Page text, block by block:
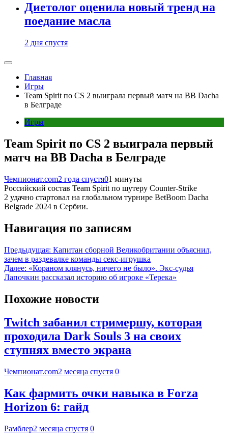
Диетолог оценила новый тренд на
поедание масла
2 дня спустя
Главная
Игры
Team Spirit по CS 2 выиграла первый матч на BB Dacha
в Белграде
Игры
Team Spirit по CS 2 выиграла первый
матч на BB Dacha в Белграде
Чемпионат.com2 года спустя01 минуты
Российский состав Team Spirit по шутеру Counter-Strike
2 удачно стартовал на глобальном турнире BetBoom Dacha
Belgrade 2024 в Сербии.
Навигация по записям
Предыдущая: Капитан сборной Великобритании объяснил,
зачем в раздевалке команды секс-игрушка
Далее: «Кораном клянусь, ничего не было». Экс-судья
Лапочкин рассказал историю об игроке «Терека»
Похожие новости
Twitch забанил стримершу, которая
проходила Dark Souls 3 на своих
ступнях вместо экрана
Чемпионат.com2 месяца спустя 0
Как фармить очки навыка в Forza
Horizon 6: гайд
Рамблер2 месяца спустя 0